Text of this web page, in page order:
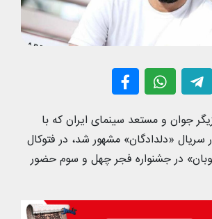
جوان و مستعد سینمای ایران که با
سریال «دلدادگان» مشهور شد، در فتوکال
در جشنواره فجر چهل و سوم حضور